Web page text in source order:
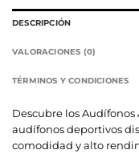
DESCRIPCIÓN
VALORACIONES (0)
TÉRMINOS Y CONDICIONES
Descubre los Audífonos
audífonos deportivos
comodidad y alto